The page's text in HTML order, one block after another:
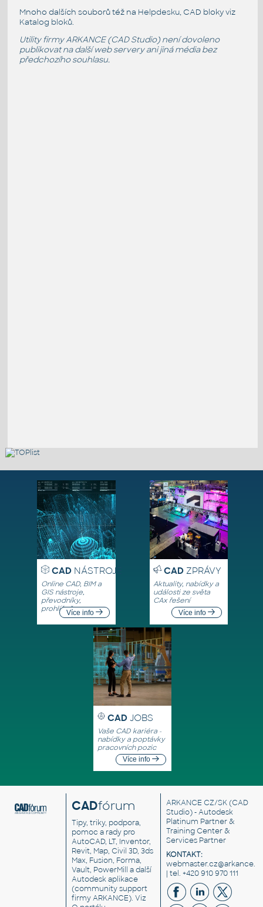
Mnoho dalších souborů též na Helpdesku, CAD bloky viz
Katalog bloků.
Utility firmy ARKANCE (CAD Studio) není dovoleno
publikovat na další web servery ani jiná média bez
předchozího souhlasu.
CADNÁSTROJE
Online CAD, BIM a
GIS nástroje,
převodníky,
prohlížečeVíce info
CADZPRÁVY
Aktuality, nabídky a
události ze světa
CAx řešení
Více info
CAD JOBS
Vaše CAD kariéra -
nabídky a poptávky
pracovních pozic
Více info
CADfórum
Tipy, triky, podpora,
pomoc a rady pro
AutoCAD, LT, Inventor,
Revit, Map, Civil 3D, 3ds
Max, Fusion, Forma,
Vault, PowerMill a další
Autodesk aplikace
(community support
firmy ARKANCE). Viz
ARKANCE CZ/SK(CAD
Studio) - Autodesk
Platinum Partner &
Training Center &
Services Partner
KONTAKT:
| tel. +420 910 970 111